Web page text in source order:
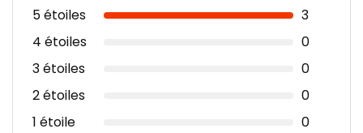
5 étoiles
3
4 étoiles
0
3 étoiles
0
2 étoiles
0
1 étoile
0